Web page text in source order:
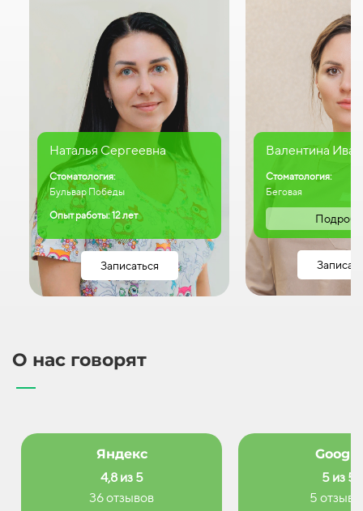
Наталья Сергеевна
Стоматология:
Бульвар Победы
Опыт работы: 12 лет
Записаться
Валентина
Стоматология:
Беговая
О нас говорят
Яндекс
4,8 из 5
36 отзывов
Google
5 из 5
5